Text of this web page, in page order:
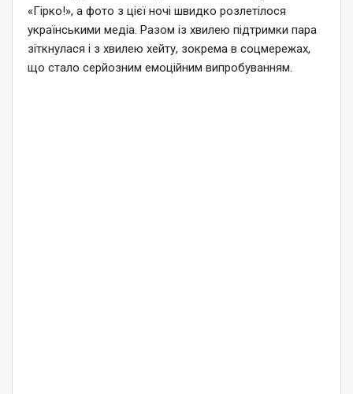
«Гірко!», а фото з цієї ночі швидко розлетілося
українськими медіа. Разом із хвилею підтримки пара
зіткнулася і з хвилею хейту, зокрема в соцмережах,
що стало серйозним емоційним випробуванням.